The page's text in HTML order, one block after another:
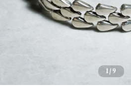
1/9